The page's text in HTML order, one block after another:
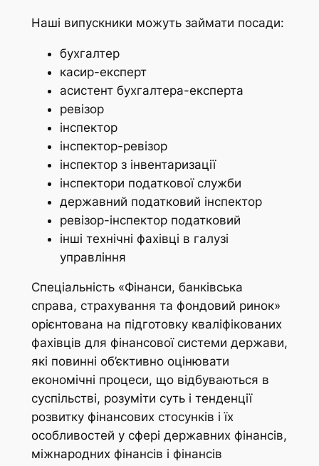
Наші випускники можуть займати посади:
бухгалтер
касир-експерт
асистент бухгалтера-експерта
ревізор
інспектор
інспектор-ревізор
інспектор з інвентаризації
інспектори податкової служби
державний податковий інспектор
ревізор-інспектор податковий
інші технічні фахівці в галузі
управління
Спеціальність «Фінанси, банківська
справа, страхування та фондовий ринок»
орієнтована на підготовку кваліфікованих
фахівців для фінансової системи держави,
які повинні об’єктивно оцінювати
економічні процеси, що відбуваються в
суспільстві, розуміти суть і тенденції
розвитку фінансових стосунків і їх
особливостей у сфері державних фінансів,
міжнародних фінансів і фінансів